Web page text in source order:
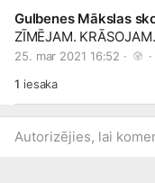
Gulbenes Mākslas
ZĪMĒJAM.
25. mar 2021 16:52 · ·
1 iesaka
Autorizējies, lai